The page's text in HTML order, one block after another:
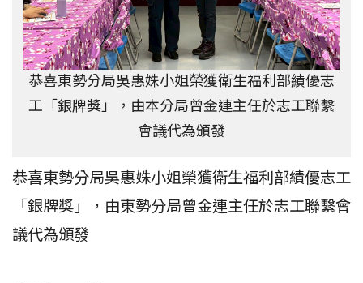
恭喜東勢分局吳惠姝小姐榮獲衛生福利部績優志
工「銀牌獎」，由本分局曾金連主任於志工聯繫
會議代為頒發
恭喜東勢分局吳惠姝小姐榮獲衛生福利部績優志工
「銀牌獎」，由東勢分局曾金連主任於志工聯繫會
議代為頒發